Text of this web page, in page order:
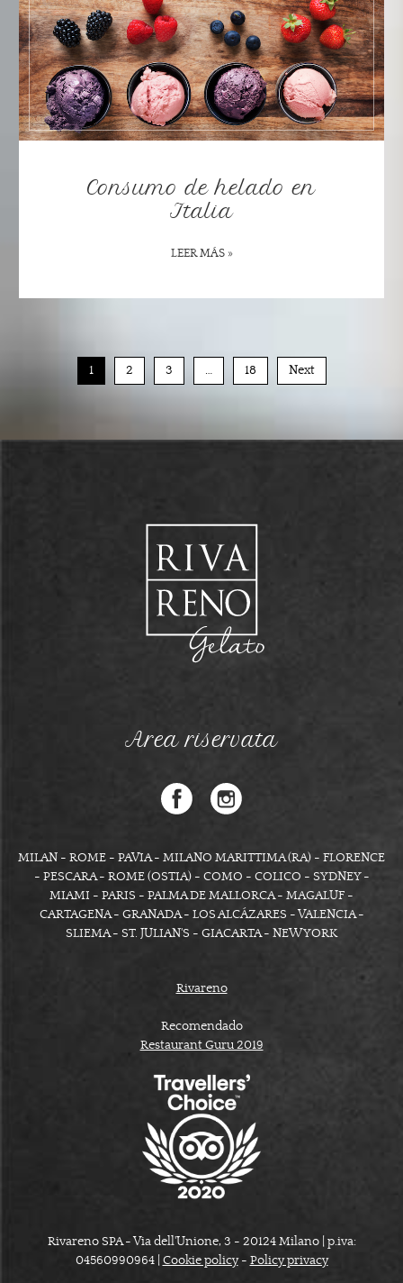
Consumo de helado en
Italia
LEER MÁS »
1 2 3 … 18 Next
Area riservata
MILAN - ROME - PAVIA - MILANO MARITTIMA (RA) - FLORENCE
- PESCARA - ROME (OSTIA) - COMO - COLICO - SYDNEY -
MIAMI - PARIS - PALMA DE MALLORCA - MAGALUF -
CARTAGENA - GRANADA - LOS ALCÁZARES - VALENCIA -
SLIEMA - ST. JULIAN'S - GIACARTA - NEW YORK
Rivareno
Recomendado
Restaurant Guru 2019
Rivareno SPA - Via dell'Unione, 3 - 20124 Milano | p.iva:
04560990964 | Cookie policy- Policy privacy